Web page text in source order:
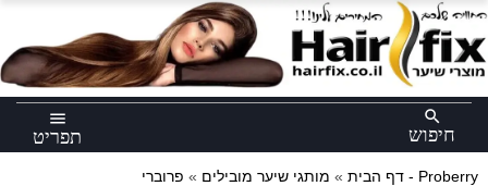
menu
תפריט
search
חיפוש
דף הבית » מותגי שיער מובילים » פרוברי - Proberry
×